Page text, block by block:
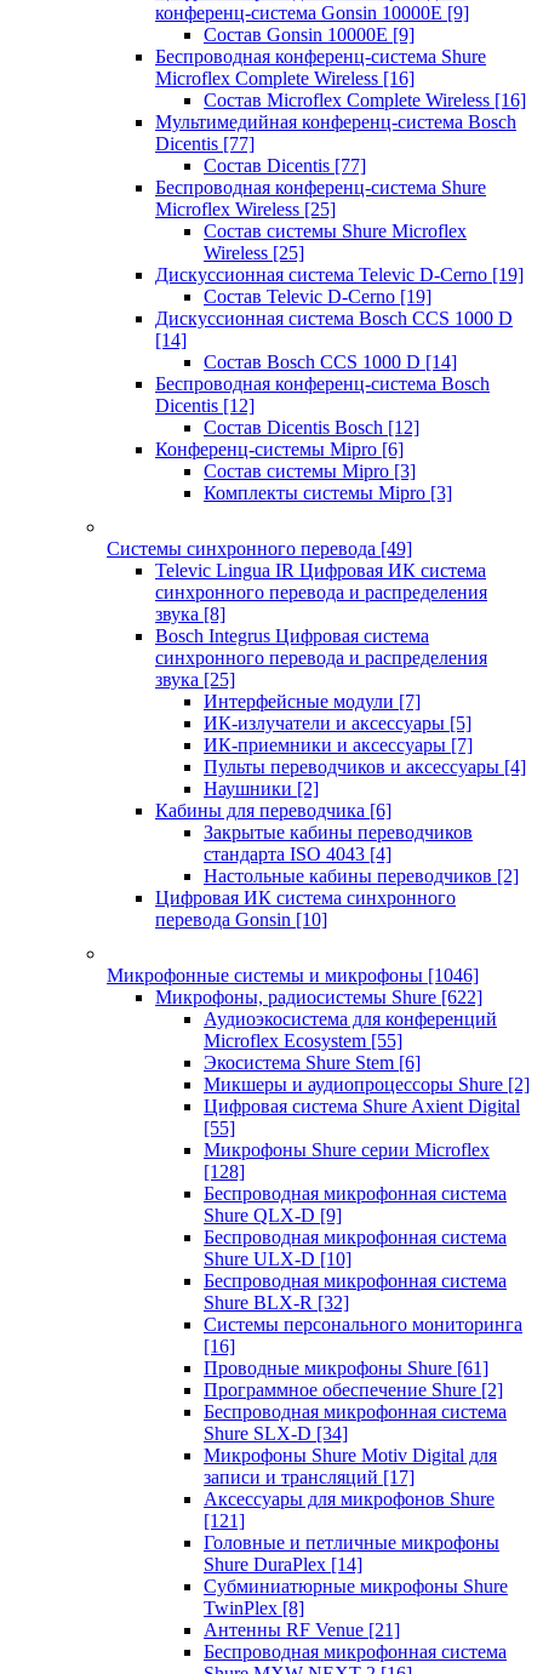
конференц-система Gonsin 10000E [9]
Состав Gonsin 10000E [9]
Беспроводная конференц-система Shure
Microflex Complete Wireless [16]
Состав Microflex Complete Wireless [16]
Мультимедийная конференц-система Bosch
Dicentis [77]
Состав Dicentis [77]
Беспроводная конференц-система Shure
Microflex Wireless [25]
Состав системы Shure Microflex
Wireless [25]
Дискуссионная система Televic D-Cerno [19]
Состав Televic D-Cerno [19]
Дискуссионная система Bosch CCS 1000 D
[14]
Состав Bosch CCS 1000 D [14]
Беспроводная конференц-система Bosch
Dicentis [12]
Состав Dicentis Bosch [12]
Конференц-системы Mipro [6]
Состав системы Mipro [3]
Комплекты системы Mipro [3]
Системы синхронного перевода [49]
Televic Lingua IR Цифровая ИК система
синхронного перевода и распределения
звука [8]
Bosch Integrus Цифровая система
синхронного перевода и распределения
звука [25]
Интерфейсные модули [7]
ИК-излучатели и аксессуары [5]
ИК-приемники и аксессуары [7]
Пульты переводчиков и аксессуары [4]
Наушники [2]
Кабины для переводчика [6]
Закрытые кабины переводчиков
стандарта ISO 4043 [4]
Настольные кабины переводчиков [2]
Цифровая ИК система синхронного
перевода Gonsin [10]
Микрофонные системы и микрофоны [1046]
Микрофоны, радиосистемы Shure [622]
Аудиоэкосистема для конференций
Microflex Ecosystem [55]
Экосистема Shure Stem [6]
Микшеры и аудиопроцессоры Shure [2]
Цифровая система Shure Axient Digital
[55]
Микрофоны Shure серии Microflex
[128]
Беспроводная микрофонная система
Shure QLX-D [9]
Беспроводная микрофонная система
Shure ULX-D [10]
Беспроводная микрофонная система
Shure BLX-R [32]
Системы персонального мониторинга
[16]
Проводные микрофоны Shure [61]
Программное обеспечение Shure [2]
Беспроводная микрофонная система
Shure SLX-D [34]
Микрофоны Shure Motiv Digital для
записи и трансляций [17]
Аксессуары для микрофонов Shure
[121]
Головные и петличные микрофоны
Shure DuraPlex [14]
Субминиатюрные микрофоны Shure
TwinPlex [8]
Антенны RF Venue [21]
Беспроводная микрофонная система